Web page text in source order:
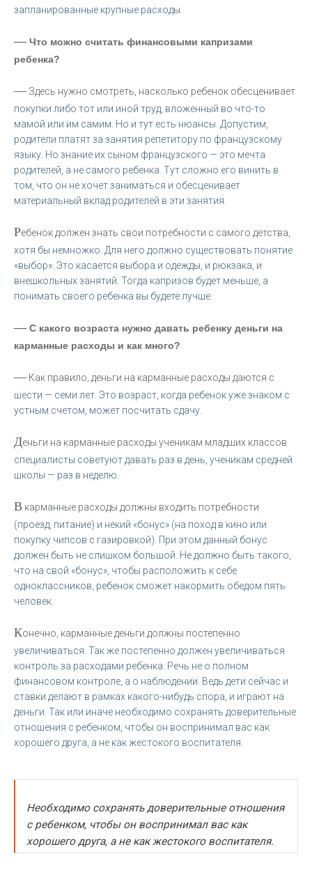
запланированные крупные расходы.
— Что можно считать финансовыми капризами
ребенка?
— Здесь нужно смотреть, насколько ребенок обесценивает
покупки либо тот или иной труд, вложенный во что-то
мамой или им самим. Но и тут есть нюансы. Допустим,
родители платят за занятия репетитору по французскому
языку. Но знание их сыном французского — это мечта
родителей, а не самого ребенка. Тут сложно его винить в
том, что он не хочет заниматься и обесценивает
материальный вклад родителей в эти занятия.
Ребенок должен знать свои потребности с самого детства,
хотя бы немножко. Для него должно существовать понятие
«выбор». Это касается выбора и одежды, и рюкзака, и
внешкольных занятий. Тогда капризов будет меньше, а
понимать своего ребенка вы будете лучше.
— С какого возраста нужно давать ребенку деньги на
карманные расходы и как много?
— Как правило, деньги на карманные расходы даются с
шести — семи лет. Это возраст, когда ребенок уже знаком с
устным счетом, может посчитать сдачу.
Деньги на карманные расходы ученикам младших классов
специалисты советуют давать раз в день, ученикам средней
школы — раз в неделю.
В карманные расходы должны входить потребности
(проезд, питание) и некий «бонус» (на поход в кино или
покупку чипсов с газировкой). При этом данный бонус
должен быть не слишком большой. Не должно быть такого,
что на свой «бонус», чтобы расположить к себе
одноклассников, ребенок сможет накормить обедом пять
человек.
Конечно, карманные деньги должны постепенно
увеличиваться. Так же постепенно должен увеличиваться
контроль за расходами ребенка. Речь не о полном
финансовом контроле, а о наблюдении. Ведь дети сейчас и
ставки делают в рамках какого-нибудь спора, и играют на
деньги. Так или иначе необходимо сохранять доверительные
отношения с ребенком, чтобы он воспринимал вас как
хорошего друга, а не как жестокого воспитателя.
Необходимо сохранять доверительные отношения
с ребенком, чтобы он воспринимал вас как
хорошего друга, а не как жестокого воспитателя.